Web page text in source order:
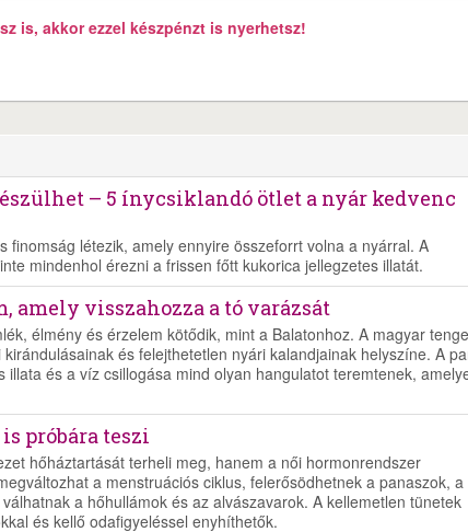
is, akkor ezzel készpénzt is nyerhetsz!
– 5 ínycsiklandó ötlet a nyár kedvenc
finomság létezik, amely ennyire összeforrt volna a nyárral. A
mindenhol érezni a frissen főtt kukorica jellegzetes illatát.
amely visszahozza a tó varázsát
élmény és érzelem kötődik, mint a Balatonhoz. A magyar
és felejthetetlen nyári kalandjainak helyszíne. A
és a víz csillogása mind olyan hangulatot teremtenek,
próbára teszi
hőháztartását terheli meg, hanem a női hormonrendszer
a menstruációs ciklus, felerősödhetnek a panaszok, a
a hőhullámok és az alvászavarok. A kellemetlen tünetek
és kellő odafigyeléssel enyhíthetők.